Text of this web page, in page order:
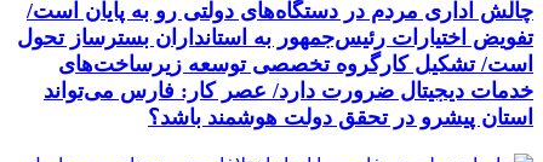
چالش اداری مردم در دستگاه‌های دولتی رو به پایان است/
تفویض اختیارات رئیس‌جمهور به استانداران بسترساز تحول
است/ تشکیل کارگروه تخصصی توسعه زیرساخت‌های
خدمات دیجیتال ضرورت دارد/ عصر کار: فارس می‌تواند
استان پیشرو در تحقق دولت هوشمند باشد؟